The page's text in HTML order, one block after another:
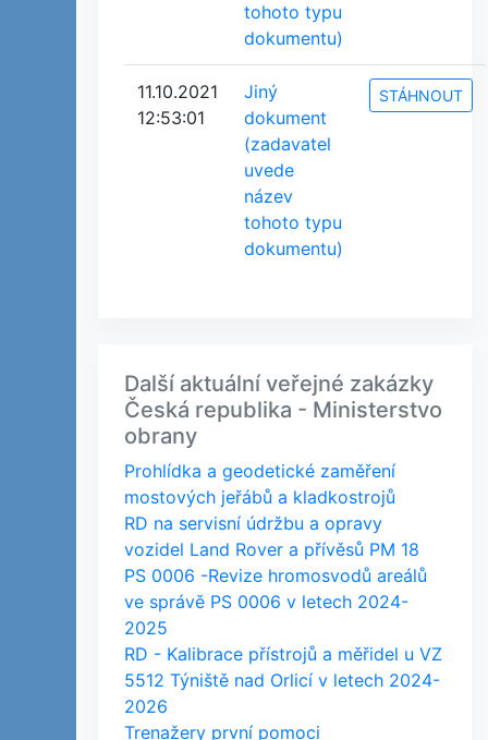
tohoto typu
dokumentu)
11.10.2021
12:53:01
Jiný
dokument
(zadavatel
uvede
název
tohoto typu
dokumentu)
STÁHNOUT
Další aktuální veřejné zakázky
Česká republika - Ministerstvo
obrany
Prohlídka a geodetické zaměření
mostových jeřábů a kladkostrojů
RD na servisní údržbu a opravy
vozidel Land Rover a přívěsů PM 18
PS 0006 -Revize hromosvodů areálů
ve správě PS 0006 v letech 2024-
2025
RD - Kalibrace přístrojů a měřidel u VZ
5512 Týniště nad Orlicí v letech 2024-
2026
Trenažery první pomoci